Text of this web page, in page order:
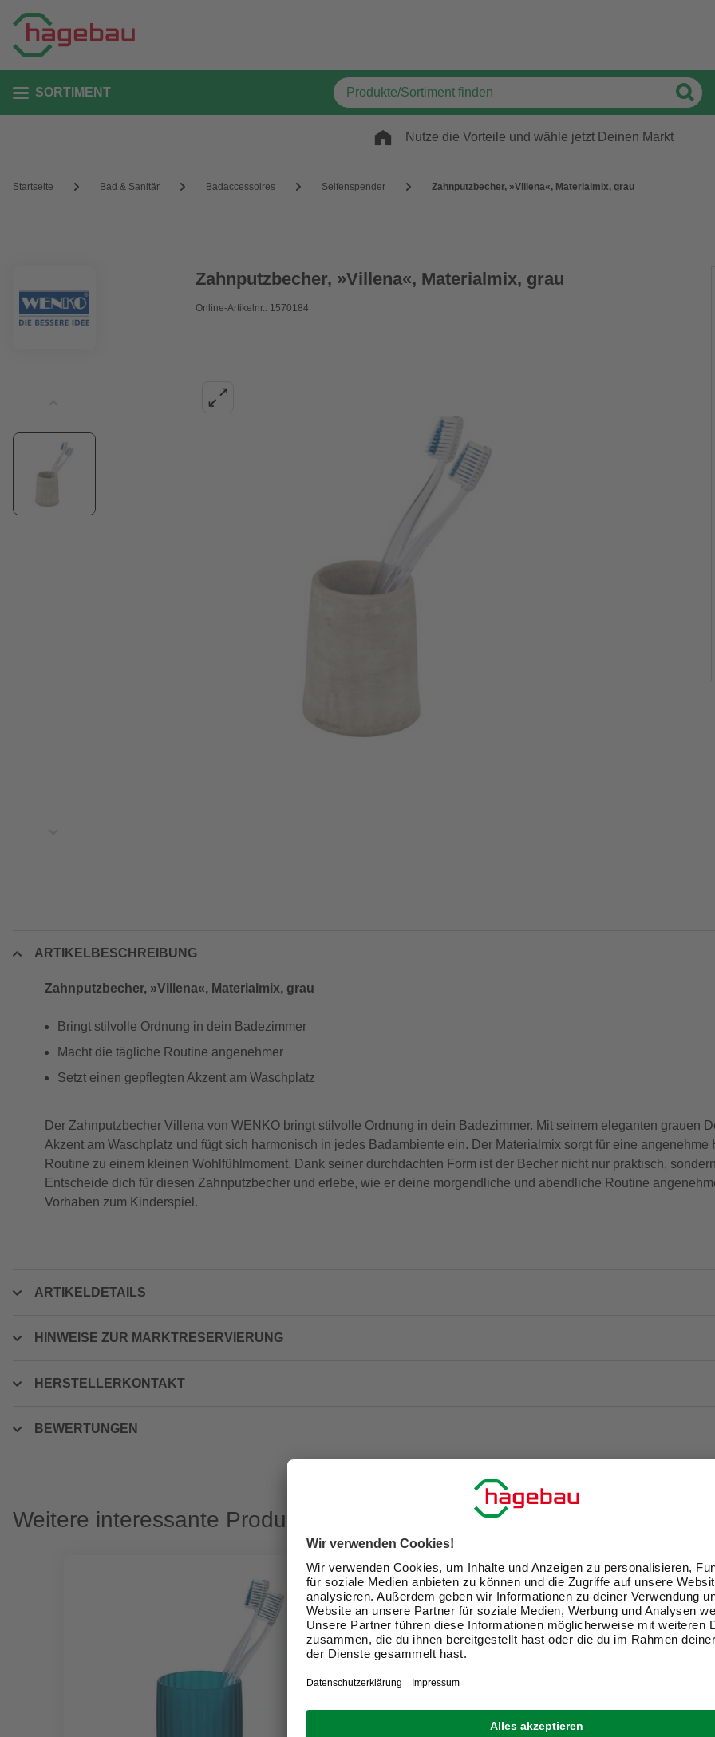
SORTIMENT
Nutze die Vorteile und wähle jetzt Deinen Markt
Startseite Bad & Sanitär Badaccessoires Seifenspender Zahnputzbecher, »Villena«, Materialmix, grau
Zahnputzbecher, »Villena«, Materialmix, grau
Online-Artikelnr.: 1570184
ARTIKELBESCHREIBUNG
Zahnputzbecher, »Villena«, Materialmix, grau
Bringt stilvolle Ordnung in dein Badezimmer
Macht die tägliche Routine angenehmer
Setzt einen gepflegten Akzent am Waschplatz
Der Zahnputzbecher Villena von WENKO bringt stilvolle Ordnung in dein Badezimmer. Mit seinem eleganten grauen
Akzent am Waschplatz und fügt sich harmonisch in jedes Badambiente ein. Der Materialmix sorgt für eine angenehme
Routine zu einem kleinen Wohlfühlmoment. Dank seiner durchdachten Form ist der Becher nicht nur praktisch,
Entscheide dich für diesen Zahnputzbecher und erlebe, wie er deine morgendliche und abendliche Routine
Vorhaben zum Kinderspiel.
ARTIKELDETAILS
HINWEISE ZUR MARKTRESERVIERUNG
HERSTELLERKONTAKT
BEWERTUNGEN
Weitere interessante Produkte